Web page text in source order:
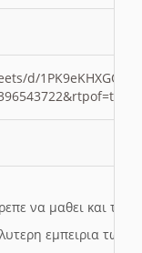
d/
να μαθει και το
εμπειρια